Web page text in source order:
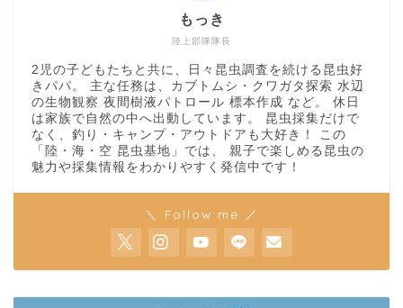
陸上部隊隊長
もっき
2児の子どもたちと共に、日々昆虫調査を続ける昆虫好
きパパ。 主な任務は、カブトムシ・クワガタ探索 水辺
の生物観察 夜間樹液パトロール 標本作成 など。 休日
は家族で自然の中へ出動しています。 昆虫採集だけで
なく、釣り・キャンプ・アウトドアも大好き！ この
「陸・海・空 昆虫基地」では、 親子で楽しめる昆虫の
魅力や採集情報をわかりやすく発信中です！
＼ Follow me ／